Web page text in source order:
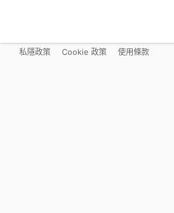
私隱政策 Cookie 政策 使用條款